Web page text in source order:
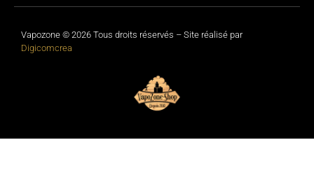
Vapozone © 2026 Tous droits réservés – Site réalisé par
Digicomcrea